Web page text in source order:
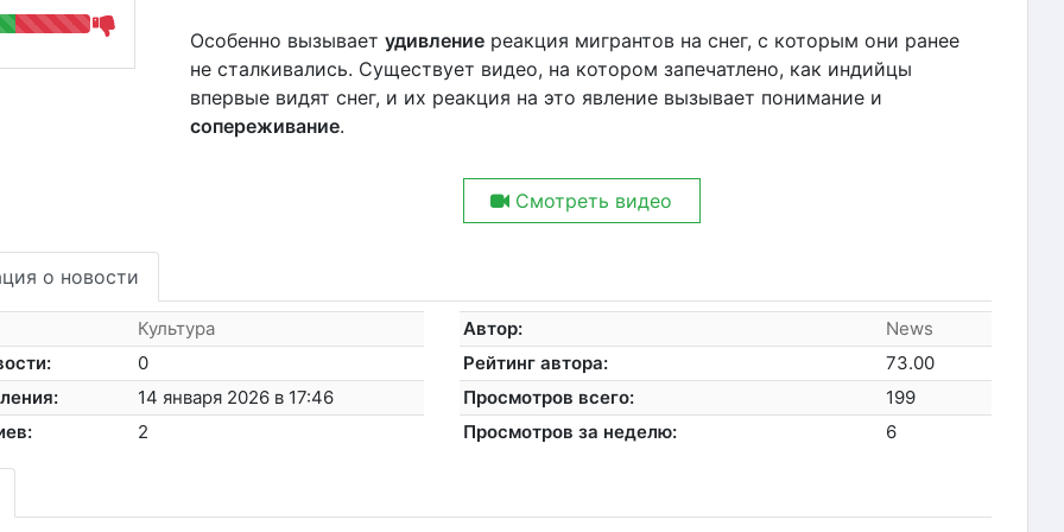
Особенно вызывает удивлениереакция мигрантов на снег, с которым они ранее
не сталкивались. Существует видео, на котором запечатлено, как индийцы
впервые видят снег, и их реакция на это явление вызывает понимание и
сопереживание.
Смотреть видео
о новости
Культура
0
14 января 2026 в 17:46
2
Автор:
News
Рейтинг автора:
73.00
Просмотров всего:
199
Просмотров за неделю:
6